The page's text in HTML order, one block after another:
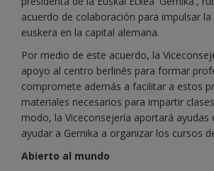
acuerdo de colaboración para impulsar la
euskera en la capital alemana.
Por medio de este acuerdo, la
apoyo al centro berlinés para formar
compromete además a facilitar a estos
materiales necesarios para impartir
modo, la Viceconsejería aportará ayudas
ayudar a Gernika a organizar los cursos
Abierto al mundo